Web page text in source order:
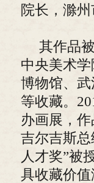
院长，滁
其作品被
中央美术
博物馆、
等收藏。
办画展，
吉尔吉斯
人才奖”被
具收藏价